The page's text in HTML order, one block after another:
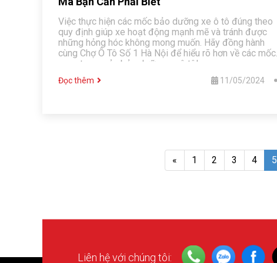
Việc thực hiện các mốc bảo dưỡng xe ô tô đúng theo
quy định giúp xe hoạt động mạnh mẽ và tránh được
những hỏng hóc không mong muốn. Hãy đồng hành
cùng Chợ Ô Tô Số 1 Hà Nội để hiểu rõ hơn về các mốc
quan trọng của bảo dưỡng xe ô tô!
Đọc thêm 11/05/2024
« 1 2 3 4 5
Liên hệ với chúng tôi: